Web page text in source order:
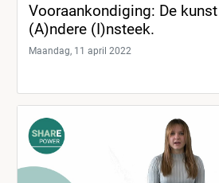
Vooraankondiging: De
(A)ndere (I)nsteek.
Maandag, 11 april 2022